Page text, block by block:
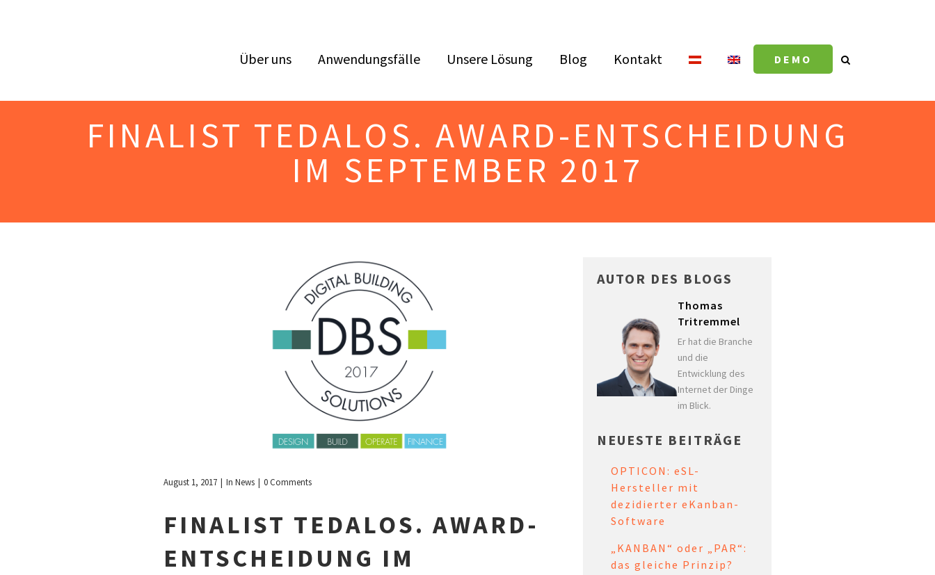
DEMO
Über uns Anwendungsfälle Unsere Lösung Blog Kontakt
FINALIST TEDALOS. AWARD-ENTSCHEIDUNG
IM SEPTEMBER 2017
August 1, 2017 InNews 0 Comments
FINALIST TEDALOS. AWARD-
ENTSCHEIDUNG IM
AUTOR DES BLOGS
Thomas
Tritremmel
Er hat die Branche
und die
Entwicklung des
Internet der Dinge
im Blick.
NEUESTE BEITRÄGE
OPTICON: eSL-
Hersteller mit
dezidierter eKanban-
Software
„KANBAN“ oder „PAR“:
das gleiche Prinzip?